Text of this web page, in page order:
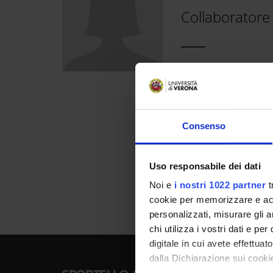
Consenso
Uso responsabile dei dati
Noi e i nostri 1022 partner
cookie per memorizzare e
personalizzati, misurare gli
chi utilizza i vostri dati e per
digitale in cui avete
dalla Dichiarazione sui
di
E-mail